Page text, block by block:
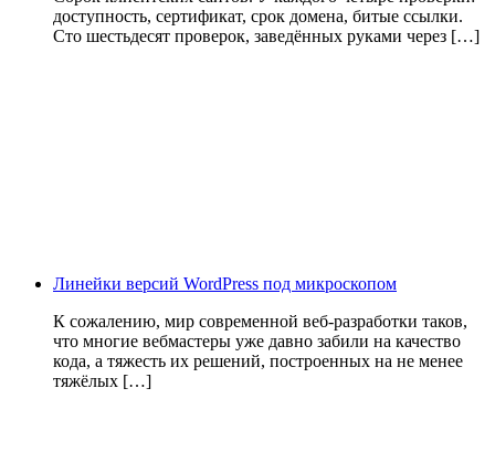
доступность, сертификат, срок домена, битые ссылки.
Сто шестьдесят проверок, заведённых руками через […]
Линейки версий WordPress под микроскопом
К сожалению, мир современной веб-разработки таков,
что многие вебмастеры уже давно забили на качество
кода, а тяжесть их решений, построенных на не менее
тяжёлых […]